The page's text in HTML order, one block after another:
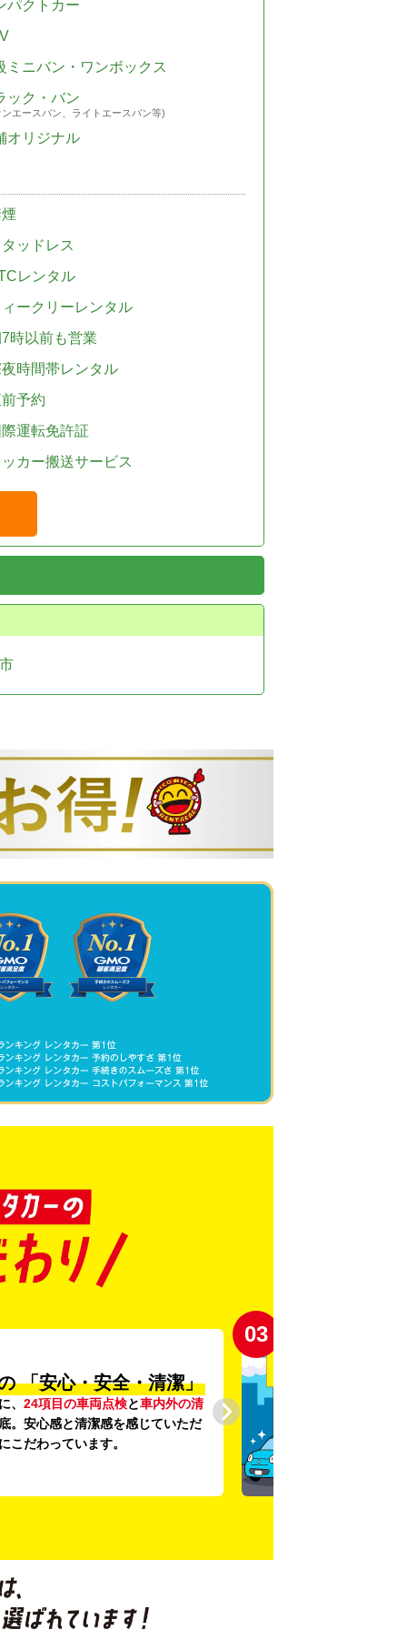
パクトカー
ミニバン・ワンボックス
ック・バン
エースバン、ライトエースバン等)
オリジナル
ッドレス
レンタル
ークリーレンタル
時以前も営業
時間帯レンタル
予約
運転免許証
カー搬送サービス
「安心・安全・清潔」
、 24項目の車両点検と車内外の清
。安心感と清潔感を感じていただ
こだわっています。
03